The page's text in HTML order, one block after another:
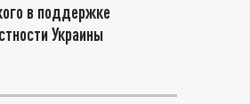
в поддержке
Украины